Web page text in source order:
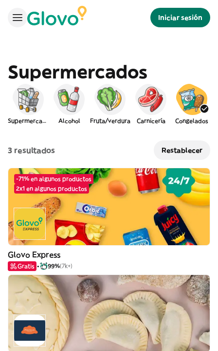
Iniciar sesión
Supermercados
Supermercado Alcohol Fruta/verdura Carnicería Congelados
3 resultados Restablecer
-71% en algunos productos
2x1 en algunos productos
Glovo Express
Gratis 99%(7k+)